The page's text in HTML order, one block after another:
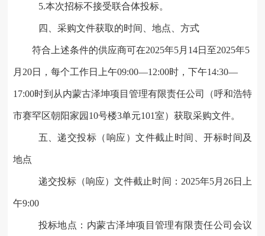
5.本次招标不接受联合体投标。
四 、采购文件获取的时间、地点、方式
符合上述条件的供应商可在2025年5月 14日至2025年5
月 20日，每个工作日上午09:00—12:00时，下午14:30—
17:00时到从内蒙古泽坤项目管理有限责任公司 （呼和浩特
市赛罕区朝阳家园10号楼3单元101室） 获取采购文件。
五 、递交投标（响应）文件截止时间、开标时间及
地点
递交投标（响应）文件截止时间：2025年5月 26日 上
午9:00
投标地点：内蒙古泽坤项目管理有限责任公司 会议